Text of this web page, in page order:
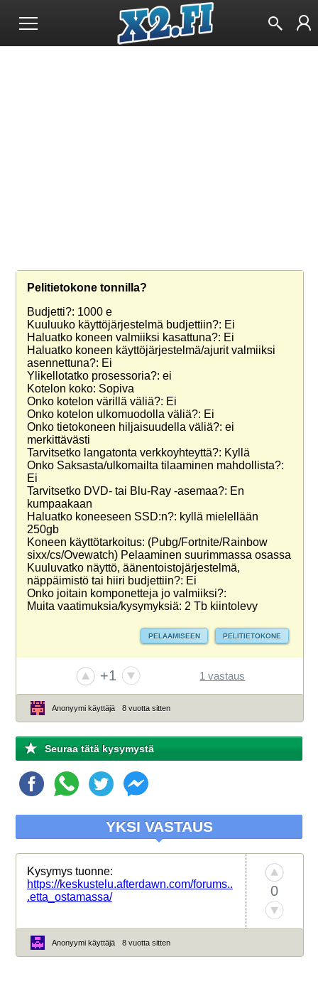
Pelitietokone tonnilla?
Budjetti?: 1000 e
Kuuluuko käyttöjärjestelmä budjettiin?: Ei
Haluatko koneen valmiiksi kasattuna?: Ei
Haluatko koneen käyttöjärjestelmä/ajurit valmiiksi
asennettuna?: Ei
Ylikellotatko prosessoria?: ei
Kotelon koko: Sopiva
Onko kotelon värillä väliä?: Ei
Onko kotelon ulkomuodolla väliä?: Ei
Onko tietokoneen hiljaisuudella väliä?: ei
merkittävästi
Tarvitsetko langatonta verkkoyhteyttä?: Kyllä
Onko Saksasta/ulkomailta tilaaminen mahdollista?:
Ei
Tarvitsetko DVD- tai Blu-Ray -asemaa?: En
kumpaakaan
Haluatko koneeseen SSD:n?: kyllä mielellään
250gb
Koneen käyttötarkoitus: (Pubg/Fortnite/Rainbow
sixx/cs/Ovewatch) Pelaaminen suurimmassa osassa
Kuuluvatko näyttö, äänentoistojärjestelmä,
näppäimistö tai hiiri budjettiin?: Ei
Onko joitain komponetteja jo valmiiksi?:
Muita vaatimuksia/kysymyksiä: 2 Tb kiintolevy
PELAAMISEEN PELITIETOKONE
+1 1 vastaus
Anonyymi käyttäjä 8 vuotta sitten
Seuraa tätä kysymystä
YKSI VASTAUS
Kysymys tuonne:
https://keskustelu.afterdawn.com/forums..
.etta_ostamassa/
0
Anonyymi käyttäjä 8 vuotta sitten